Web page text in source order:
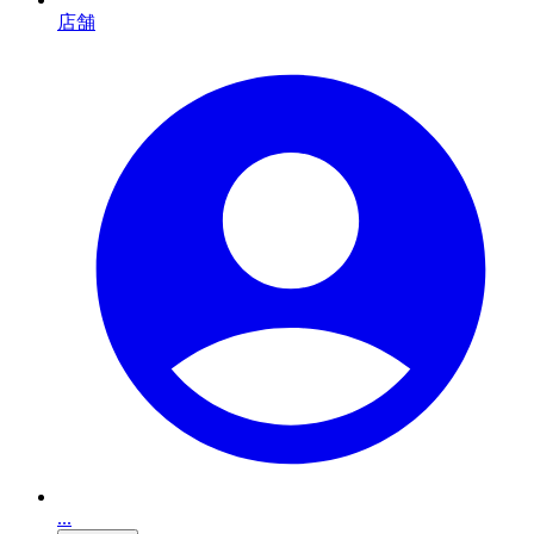
店舗
...